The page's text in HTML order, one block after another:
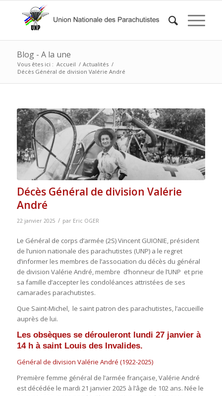
Blog - A la une
Vous êtes ici : Accueil / Actualités /
Décès Général de division Valérie André
Décès Général de division Valérie
André
22 janvier 2025 / par Eric OGER
Le Général de corps d’armée (2S) Vincent GUIONIE, président
de l’union nationale des parachutistes (UNP) a le regret
d’informer les membres de l’association du décès du général
de division Valérie André, membre d’honneur de l’UNP et prie
sa famille d’accepter les condoléances attristées de ses
camarades parachutistes.
Que Saint-Michel, le saint patron des parachutistes, l’accueille
auprès de lui.
Les obsèques se dérouleront lundi 27 janvier à
14 h à saint Louis des Invalides.
Général de division Valérie André (1922-2025)
Première femme général de l’armée française, Valérie André
est décédée le mardi 21 janvier 2025 à l’âge de 102 ans. Née le